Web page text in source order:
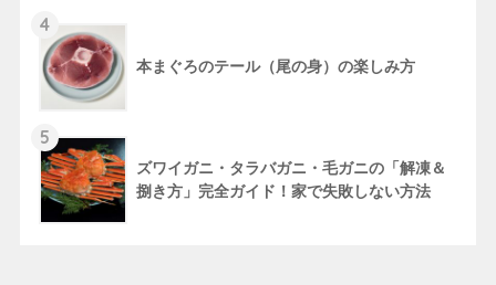
4
本まぐろのテール（尾の身）の楽しみ方
5
ズワイガニ・タラバガニ・毛ガニの「解凍＆
捌き方」完全ガイド！家で失敗しない方法